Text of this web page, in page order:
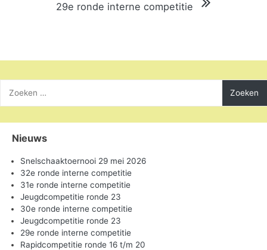
29e ronde interne competitie
naar:
Nieuws
Snelschaaktoernooi 29 mei 2026
32e ronde interne competitie
31e ronde interne competitie
Jeugdcompetitie ronde 23
30e ronde interne competitie
Jeugdcompetitie ronde 23
29e ronde interne competitie
Rapidcompetitie ronde 16 t/m 20